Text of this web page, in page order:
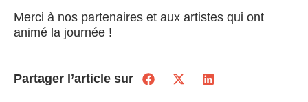
Merci à nos partenaires et aux artistes qui ont
animé la journée !
Partager l’article sur